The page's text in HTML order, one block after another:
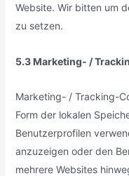
Website. Wir bitten um
zu setzen.
5.3 Marketing- /
Marketing- / Tracking-
Form der lokalen
Benutzerprofilen
anzuzeigen oder den
mehrere Websites